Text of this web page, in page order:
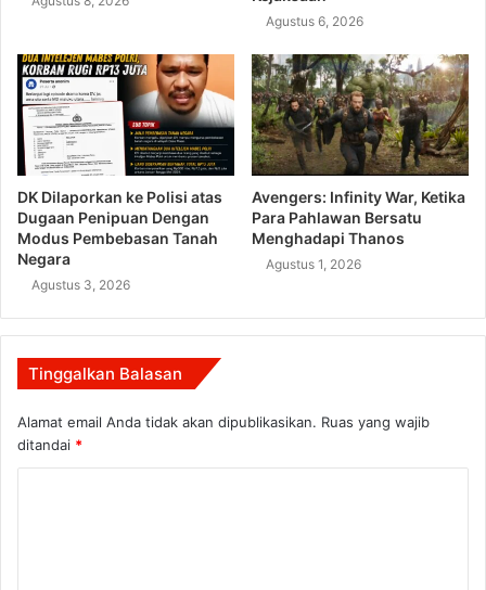
Agustus 6, 2026
DK Dilaporkan ke Polisi atas
Dugaan Penipuan Dengan
Modus Pembebasan Tanah
Negara
Agustus 3, 2026
Avengers: Infinity War, Ketika
Para Pahlawan Bersatu
Menghadapi Thanos
Agustus 1, 2026
Tinggalkan Balasan
Alamat email Anda tidak akan dipublikasikan. Ruas yang wajib
ditandai *